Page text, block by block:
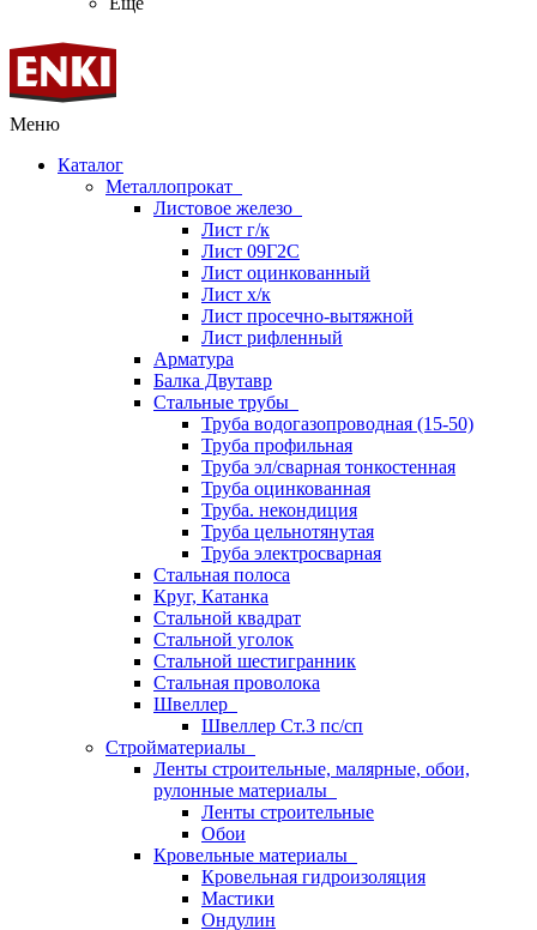
Меню
Каталог
Металлопрокат
Листовое железо
Лист г/к
Лист 09Г2С
Лист оцинкованный
Лист х/к
Лист просечно-вытяжной
Лист рифленный
Арматура
Балка Двутавр
Стальные трубы
Труба водогазопроводная (15-50)
Труба профильная
Труба эл/сварная тонкостенная
Труба оцинкованная
Труба. некондиция
Труба цельнотянутая
Труба электросварная
Стальная полоса
Круг, Катанка
Стальной квадрат
Стальной уголок
Стальной шестигранник
Стальная проволока
Швеллер
Швеллер Ст.3 пс/сп
Стройматериалы
Ленты строительные, малярные, обои,
рулонные материалы
Ленты строительные
Обои
Кровельные материалы
Кровельная гидроизоляция
Мастики
Ондулин